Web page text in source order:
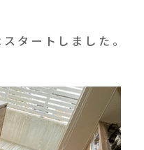
タートしました。